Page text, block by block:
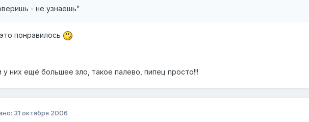
- не узнаешь"
понравилось
у них ещё большее зло, такое палево, пипец просто!!!
31 октября 2006